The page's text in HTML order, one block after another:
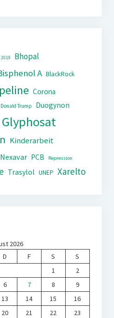
2019 Bhopal
A BlackRock
Corona
Donald Trump
Duogynon
Glyphosat
Kinderarbeit
Nexavar PCB Repression
Trasylol UNEP Xarelto
2026
D F S
S
1
2
6 7 8
9
13 14 15
16
20 21 22
23